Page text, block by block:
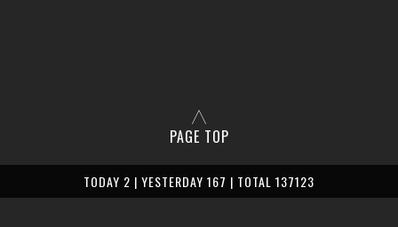
PAGE TOP
TODAY 2 | YESTERDAY 167 | TOTAL 137123